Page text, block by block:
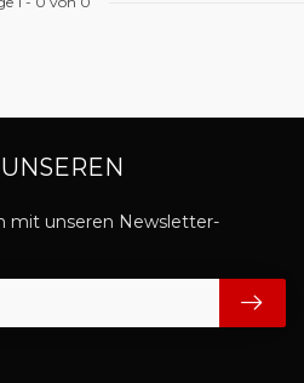
mit unseren Newsletter-